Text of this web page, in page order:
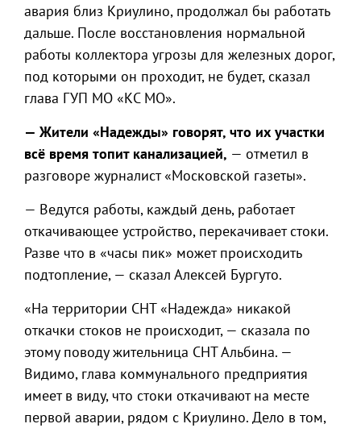
авария близ Криулино, продолжал бы работать
дальше. После восстановления нормальной
работы коллектора угрозы для железных дорог,
под которыми он проходит, не будет, сказал
глава ГУП МО «КС МО».
— Жители «Надежды» говорят, что их участки
всё время топит канализацией, — отметил в
разговоре журналист «Московской газеты».
— Ведутся работы, каждый день, работает
откачивающее устройство, перекачивает стоки.
Разве что в «часы пик» может происходить
подтопление, — сказал Алексей Бургуто.
«На территории СНТ «Надежда» никакой
откачки стоков не происходит, — сказала по
этому поводу жительница СНТ Альбина. —
Видимо, глава коммунального предприятия
имеет в виду, что стоки откачивают на месте
первой аварии, рядом с Криулино. Дело в том,